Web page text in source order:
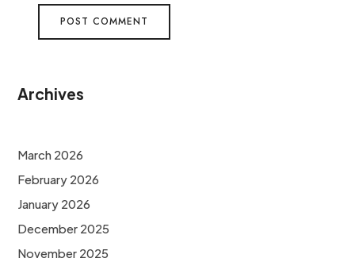
Archives
March 2026
February 2026
January 2026
December 2025
November 2025